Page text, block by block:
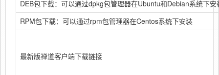
DEB包下载：可以通过dpkg包管理器在Ubuntu和Debian系统下安
RPM包下载：可以通过rpm包管理器在Centos系统下安装
最新版禅道客户端下载链接